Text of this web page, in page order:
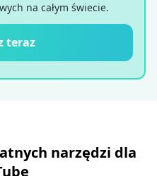
na całym świecie.
teraz
narzędzi dla